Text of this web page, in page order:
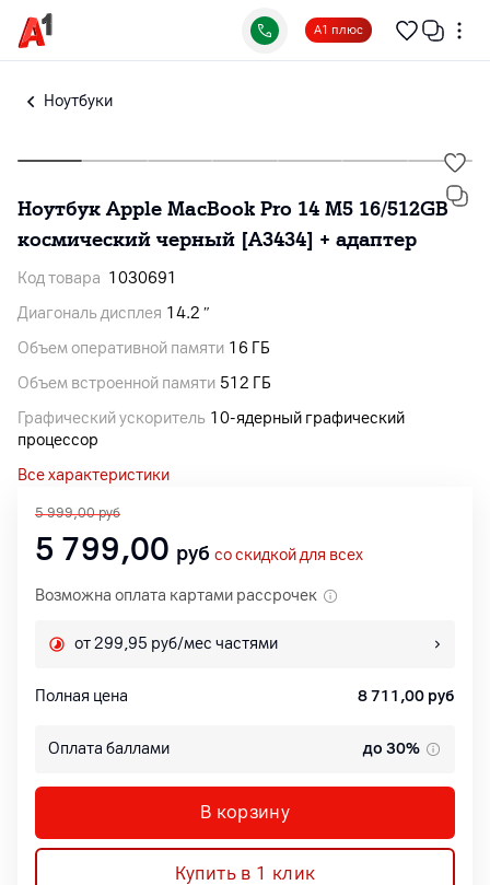
А1 плюс
Ноутбуки
Ноутбук Apple MacBook Pro 14 M5 16/512GB
космический черный [A3434] + адаптер
Код товара 1030691
Диагональ дисплея 14.2 ″
Объем оперативной памяти 16 ГБ
Объем встроенной памяти 512 ГБ
Графический ускоритель 10‑ядерный графический
процессор
Все характеристики
5 999,00 руб
5 799,00 руб со скидкой для всех
Возможна оплата картами рассрочек
от 299,95 руб/мес частями
Полная цена 8 711,00 руб
Оплата баллами до 30%
В корзину
Купить в 1 клик